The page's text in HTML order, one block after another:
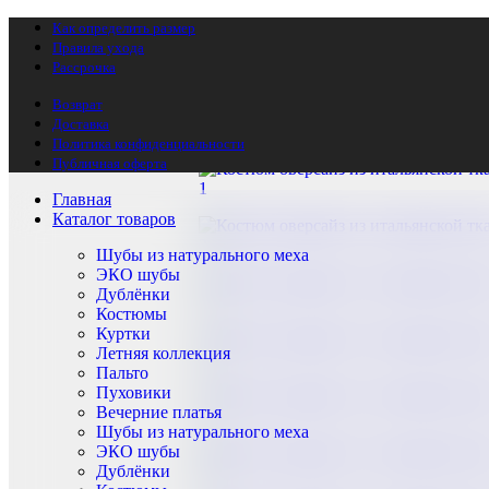
Как определить размер
Правила ухода
Рассрочка
Возврат
Доставка
Политика конфиденциальности
Публичная оферта
Главная
Каталог товаров
Шубы из натурального меха
ЭКО шубы
Дублёнки
Костюмы
Куртки
Летняя коллекция
Пальто
Пуховики
Вечерние платья
Шубы из натурального меха
ЭКО шубы
Дублёнки
ГлавнаяЛетняя коллекция